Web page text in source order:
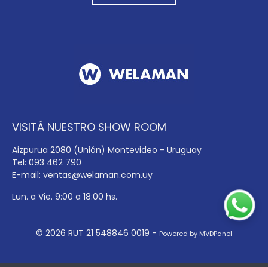
VISITÁ NUESTRO SHOW ROOM
Aizpurua 2080 (Unión) Montevideo - Uruguay
Tel: 093 462 790
E-mail: ventas@welaman.com.uy
Lun. a Vie. 9:00 a 18:00 hs.
© 2026 RUT 21 548846 0019 - Powered by MVDPanel